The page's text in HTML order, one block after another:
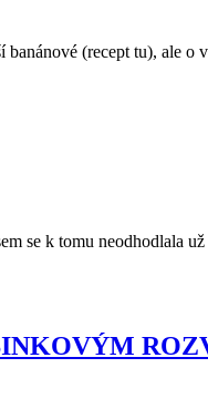
(recept tu), ale o
se k tomu neodhodlala